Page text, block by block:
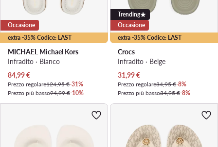
extra -35% Codice: LAST
Occasione
MICHAEL Michael Kors
Infradito · Bianco
Prezzo attuale
84,99€
Prezzo regolare124,95 €-31%
Prezzo più basso94,99 €-10%
extra -35% Codice: LAST
Trending
Occasione
Crocs
Infradito · Beige
Prezzo attuale
31,99€
Prezzo regolare34,95 €-8%
Prezzo più basso34,95 €-8%